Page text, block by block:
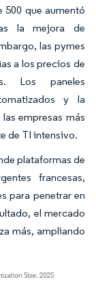
500 que aumentó
la mejora de
las pymes
a los precios de
Los paneles
y la
empresas más
de TI intensivo.
plataformas de
francesas,
para penetrar en
el mercado
más, ampliando